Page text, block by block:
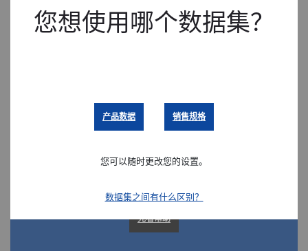
技术概述
活动寻找合适的产品。
先看帮助
您想使用哪个数据集？
产品数据 销售规格
您可以随时更改您的设置。
数据集之间有什么区别？